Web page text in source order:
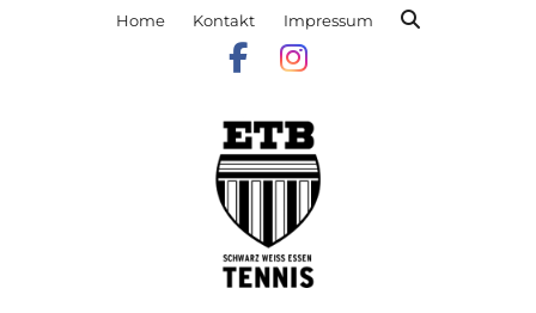
Home Kontakt Impressum